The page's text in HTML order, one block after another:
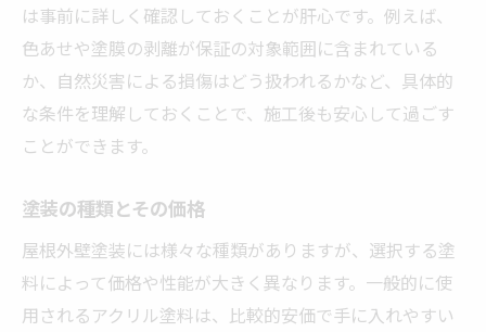
は事前に詳しく確認しておくことが肝心です。例えば、
色あせや塗膜の剥離が保証の対象範囲に含まれている
か、自然災害による損傷はどう扱われるかなど、具体的
な条件を理解しておくことで、施工後も安心して過ごす
ことができます。
塗装の種類とその価格
屋根外壁塗装には様々な種類がありますが、選択する塗
料によって価格や性能が大きく異なります。一般的に使
用されるアクリル塗料は、比較的安価で手に入れやすい